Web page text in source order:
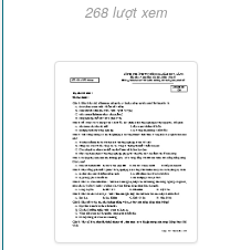
268 lượt xem